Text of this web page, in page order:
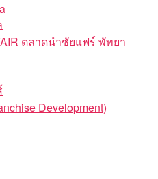
ตลาดนำชัยแฟร์ พัทยา
Development)